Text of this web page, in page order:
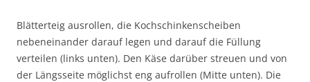
Blätterteig ausrollen, die Kochschinkenscheiben
nebeneinander darauf legen und darauf die Füllung
verteilen (links unten). Den Käse darüber streuen und von
der Längsseite möglichst eng aufrollen (Mitte unten). Die